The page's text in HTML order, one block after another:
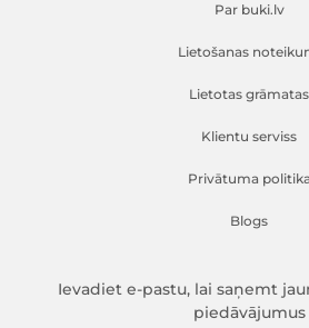
Par buki.lv
Lietošanas
Lietotas grāmatas
Klientu serviss
Privātuma politika
Blogs
Ievadiet e-pastu, lai saņemt
piedāvājumus